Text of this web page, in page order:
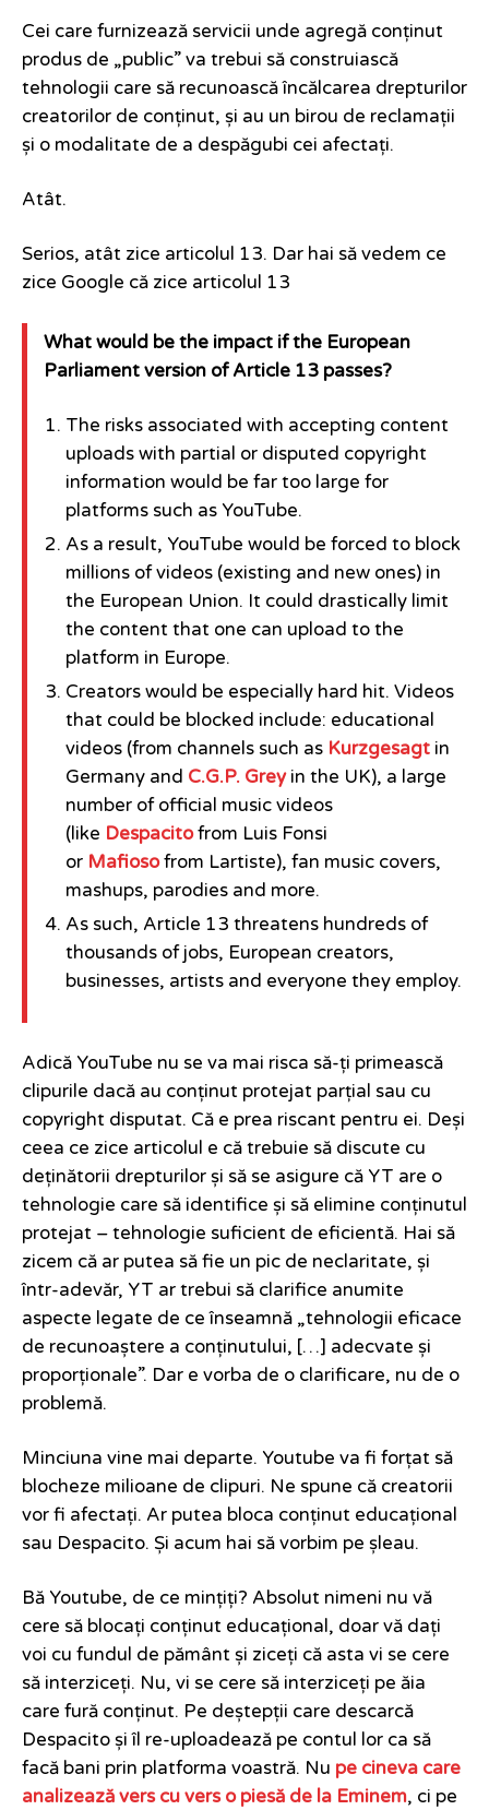
Cei care furnizează servicii unde agregă conținut
produs de „public” va trebui să construiască
tehnologii care să recunoască încălcarea drepturilor
creatorilor de conținut, și au un birou de reclamații
și o modalitate de a despăgubi cei afectați.
Atât.
Serios, atât zice articolul 13. Dar hai să vedem ce
zice Google că zice articolul 13
What would be the impact if the European
Parliament version of Article 13 passes?
The risks associated with accepting content
uploads with partial or disputed copyright
information would be far too large for
platforms such as YouTube.
As a result, YouTube would be forced to block
millions of videos (existing and new ones) in
the European Union. It could drastically limit
the content that one can upload to the
platform in Europe.
Creators would be especially hard hit. Videos
that could be blocked include: educational
videos (from channels such as Kurzgesagt in
Germany and C.G.P. Greyin the UK), a large
number of official music videos
(like Despacitofrom Luis Fonsi
or Mafiosofrom Lartiste), fan music covers,
mashups, parodies and more.
As such, Article 13 threatens hundreds of
thousands of jobs, European creators,
businesses, artists and everyone they employ.
Adică YouTube nu se va mai risca să-ți primească
clipurile dacă au conținut protejat parțial sau cu
copyright disputat. Că e prea riscant pentru ei. Deși
ceea ce zice articolul e că trebuie să discute cu
deținătorii drepturilor și să se asigure că YT are o
tehnologie care să identifice și să elimine conținutul
protejat – tehnologie suficient de eficientă. Hai să
zicem că ar putea să fie un pic de neclaritate, și
într-adevăr, YT ar trebui să clarifice anumite
aspecte legate de ce înseamnă „tehnologii eficace
de recunoaștere a conținutului, […] adecvate și
proporționale”. Dar e vorba de o clarificare, nu de o
problemă.
Minciuna vine mai departe. Youtube va fi forțat să
blocheze milioane de clipuri. Ne spune că creatorii
vor fi afectați. Ar putea bloca conținut educațional
sau Despacito. Și acum hai să vorbim pe șleau.
Bă Youtube, de ce mințiți? Absolut nimeni nu vă
cere să blocați conținut educațional, doar vă dați
voi cu fundul de pământ și ziceți că asta vi se cere
să interziceți. Nu, vi se cere să interziceți pe ăia
care fură conținut. Pe deștepții care descarcă
Despacito și îl re-uploadează pe contul lor ca să
facă bani prin platforma voastră. Nu pe cineva care
analizează vers cu vers o piesă de la Eminem, ci pe